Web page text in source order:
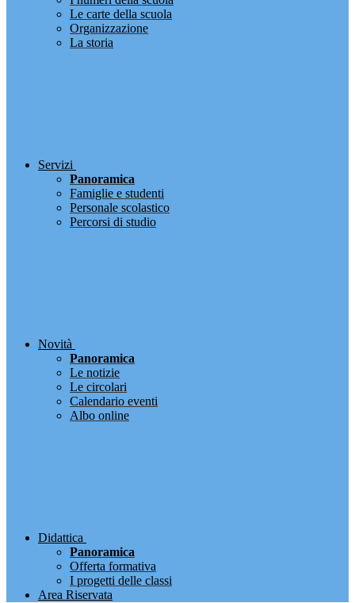
Le carte della scuola
Organizzazione
La storia
Servizi
Panoramica
Famiglie e studenti
Personale scolastico
Percorsi di studio
Novità
Panoramica
Le notizie
Le circolari
Calendario eventi
Albo online
Didattica
Panoramica
Offerta formativa
I progetti delle classi
Area Riservata